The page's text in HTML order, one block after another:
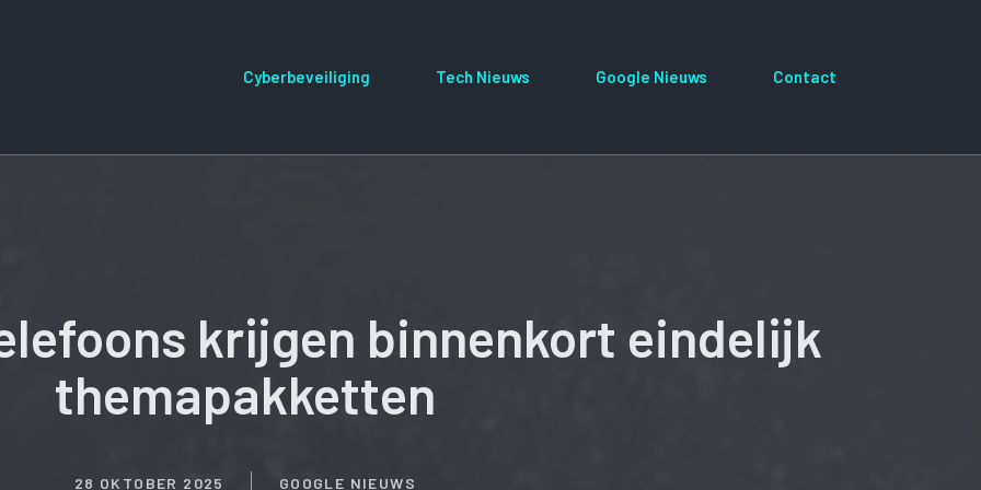
Cyberbeveiliging Tech Nieuws Google Nieuws Contact
krijgen binnenkort eindelijk
themapakketten
28 OKTOBER 2025 GOOGLE NIEUWS